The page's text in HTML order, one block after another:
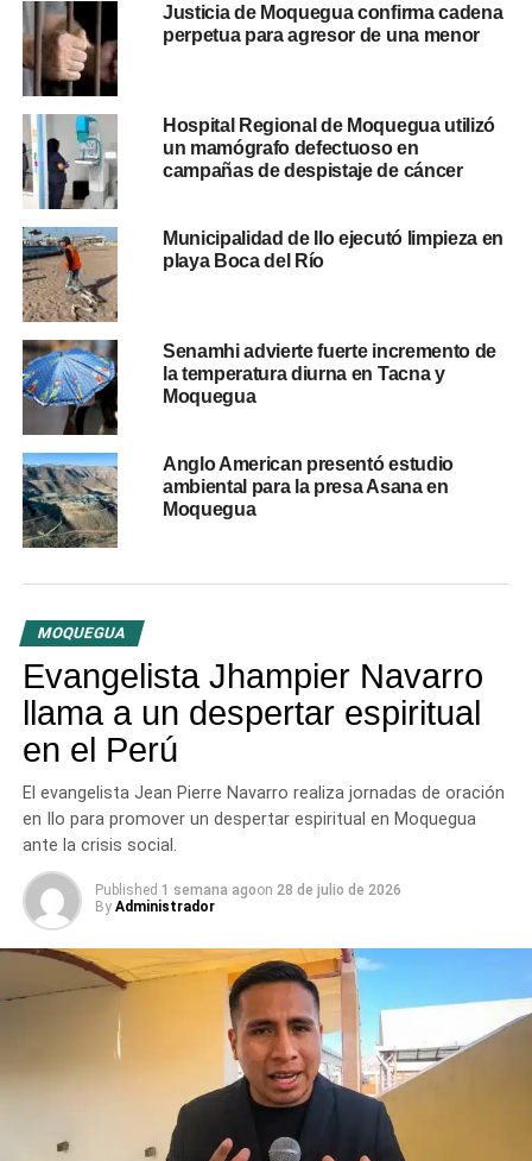
indicados por el especialista.
Actividades educativas para
toda la familia
La feria incluirá
juegos educativos y dinámicas
familiaresorientadas a promover el aprendizaje
participativo. Estas actividades buscan reforzar prácticas
responsables en el consumo de medicamentos en
distintos grupos etarios.
Llamado a evitar la
automedicación
El hospital advirtió que la automedicación puede generar
reacciones adversas, complicaciones e incluso
retrasar el diagnóstico oportuno de enfermedades.
profesional de salud antes de iniciar cualquier tratamiento
y reiteró su compromiso con la promoción de acciones
preventivas que contribuyan al bienestar de la población.
La institución invitó a toda la comunidad moqueguana a
participar en esta actividad gratuita de educación
sanitaria.
RELATED TOPICS: AUTOMEDICACIÓN
DESTACADO
EDUCACIÓN SANITARIA
MOQUEGUA
USO RACIONAL DE MEDICAMENTOS
Contraloría detecta perjuicio de S/ 104 mil en
Mariscal Nieto
Más de 3 mil niños siguen sin vacuna contra el
sarampión en Moquegua
Justicia de Moquegua confirma cadena
perpetua para agresor de una menor
Hospital Regional de Moquegua utilizó
un mamógrafo defectuoso en
campañas de despistaje de cáncer
Municipalidad de Ilo ejecutó limpieza en
playa Boca del Río
Senamhi advierte fuerte incremento de
la temperatura diurna en Tacna y
Moquegua
Anglo American presentó estudio
ambiental para la presa Asana en
Moquegua
MOQUEGUA
Evangelista Jhampier Navarro
llama a un despertar espiritual
en el Perú
El evangelista Jean Pierre Navarro realiza jornadas de oración
en Ilo para promover un despertar espiritual en Moquegua
ante la crisis social.
Published 1 semana agoon 28 de julio de 2026
By Administrador